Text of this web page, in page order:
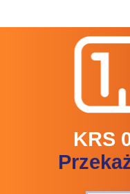
KRS